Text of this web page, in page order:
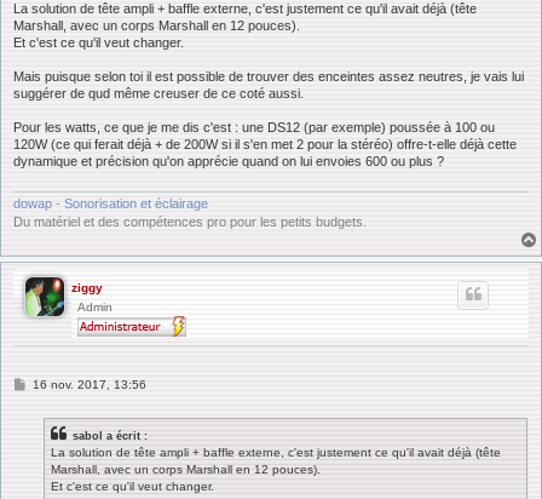
La solution de tête ampli + baffle externe, c'est justement ce qu'il avait déjà (tête
Marshall, avec un corps Marshall en 12 pouces).
Et c'est ce qu'il veut changer.
Mais puisque selon toi il est possible de trouver des enceintes assez neutres, je vais lui
suggérer de qud même creuser de ce coté aussi.
Pour les watts, ce que je me dis c'est : une DS12 (par exemple) poussée à 100 ou
120W (ce qui ferait déjà + de 200W si il s'en met 2 pour la stéréo) offre-t-elle déjà cette
dynamique et précision qu'on apprécie quand on lui envoies 600 ou plus ?
dowap - Sonorisation et éclairage
Du matériel et des compétences pro pour les petits budgets.
ziggy
Admin
M16 nov. 2017, 13:56
sabol a écrit :
La solution de tête ampli + baffle externe, c'est justement ce qu'il avait déjà (tête
Marshall, avec un corps Marshall en 12 pouces).
Et c'est ce qu'il veut changer.